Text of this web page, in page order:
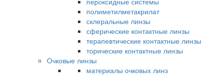
полиметилметакрилат
склеральные линзы
сферические контактные линзы
терапевтические контактные линзы
торические контактные линзы
Очковые линзы
материалы очковых линз